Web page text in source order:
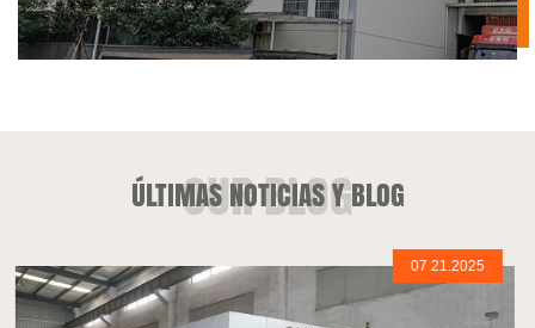
ÚLTIMAS NOTICIAS Y BLOG
07 21.2025